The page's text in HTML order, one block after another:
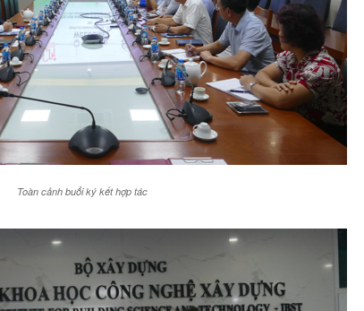
Toàn cảnh buổi ký kết hợp tác